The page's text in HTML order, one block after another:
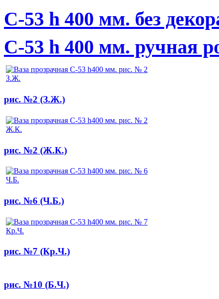
С-53 h 400 мм. без
С-53 h 400 мм. ручная
рис. №2 (З.Ж.)
рис. №2 (Ж.К.)
рис. №6 (Ч.Б.)
рис. №7 (Кр.Ч.)
рис. №10 (Б.Ч.)